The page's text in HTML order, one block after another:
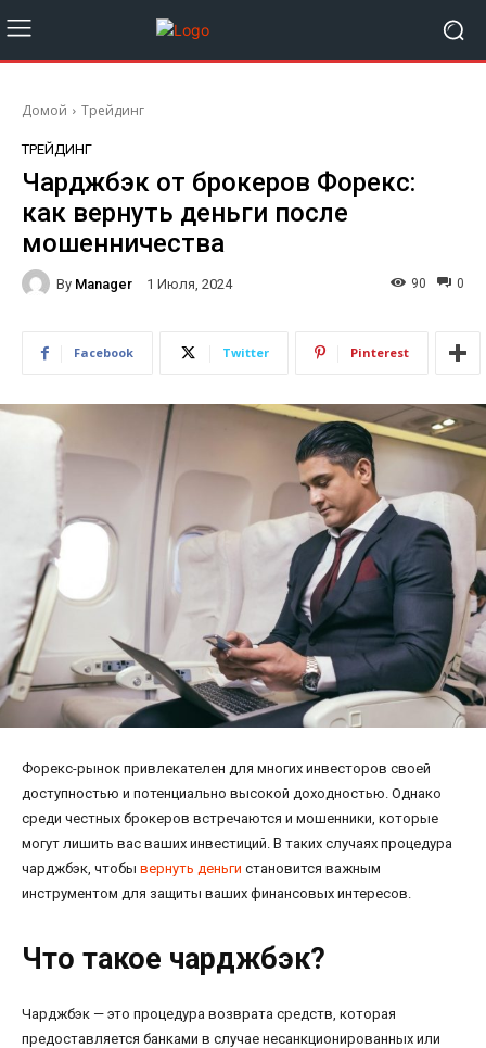
Домой Трейдинг
ТРЕЙДИНГ
Чарджбэк от брокеров Форекс:
как вернуть деньги после
мошенничества
By Manager 1 Июля, 2024 0
90
Facebook Twitter Pinterest
Форекс-рынок привлекателен для многих инвесторов своей
доступностью и потенциально высокой доходностью. Однако
среди честных брокеров встречаются и мошенники, которые
могут лишить вас ваших инвестиций. В таких случаях процедура
чарджбэк, чтобы вернуть деньги становится важным
инструментом для защиты ваших финансовых интересов.
Что такое чарджбэк?
Чарджбэк — это процедура возврата средств, которая
предоставляется банками в случае несанкционированных или